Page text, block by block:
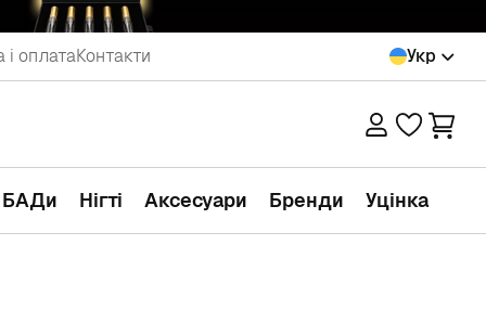
і оплатаКонтакти Укр
БАДи Нігті Аксесуари Бренди Уцінка